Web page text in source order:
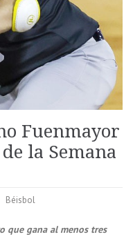
Fuenmayor
la Semana
Béisbol
que gana al menos tres